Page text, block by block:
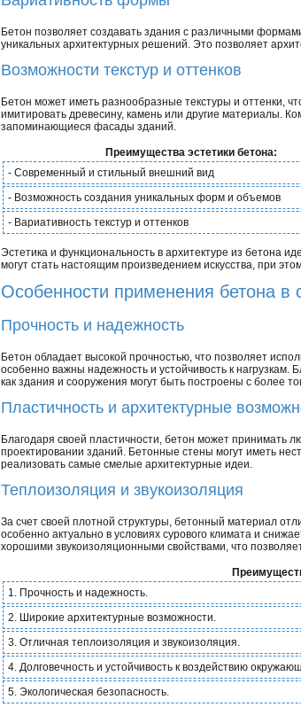
Бетон позволяет создавать здания с различными
уникальных архитектурных решений. Это позволяет
Возможности текстур и оттенков
Бетон может иметь разнообразные текстуры и оттенки,
имитировать древесину, камень или другие материалы.
запоминающиеся фасады зданий.
Преимущества эстетики бетона:
- Современный и стильный внешний вид
- Возможность создания уникальных форм и объемов
- Вариативность текстур и оттенков
Эстетика и функциональность в архитектуре из бетона
могут стать настоящим произведением искусства, при
Особенности применения бетона в
Прочность и надежность
Бетон обладает высокой прочностью, что позволяет
особенно важны надежность и устойчивость к нагрузкам.
как здания и сооружения могут быть построены с более
Пластичность и архитектурные
Благодаря своей пластичности, бетон может принимать
проектировании зданий. Бетонные стены могут иметь
реализовать самые смелые архитектурные идеи.
Теплоизоляция и звукоизоляция
За счет своей плотной структуры, бетонный материал
особенно актуально в условиях сурового климата и
хорошими звукоизоляционными свойствами, что
1. Прочность и надежность.
2. Широкие архитектурные возможности.
3. Отличная теплоизоляция и звукоизоляция.
4. Долговечность и устойчивость к воздействию
5. Экологическая безопасность.